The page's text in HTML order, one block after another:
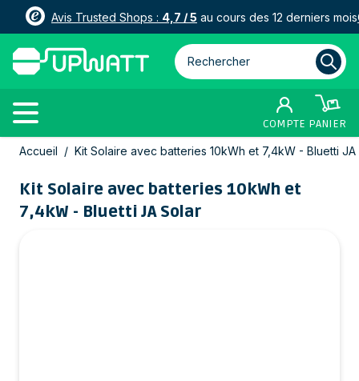
Avis Trusted Shops : 4,7 / 5 au cours des 12 derniers mois
Rechercher parmi plus de
COMPTE PANIER
Allez au contenu
Accueil / Kit Solaire avec batteries 10kWh et 7,4kW - Bluetti JA
Kit Solaire avec batteries 10kWh et
7,4kW - Bluetti JA Solar